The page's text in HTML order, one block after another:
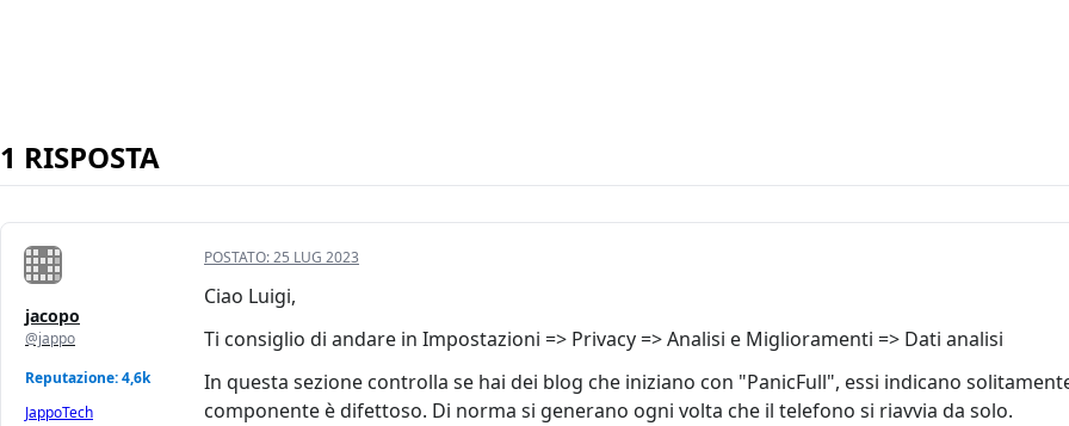
1 RISPOSTA
jacopo
@jappo
Reputazione: 4,6k
JappoTech
POSTATO:25 LUG 2023
Ciao Luigi,
Ti consiglio di andare in Impostazioni => Privacy => Analisi e Miglioramenti => Dati analisi
In questa sezione controlla se hai dei blog che iniziano con "PanicFull", essi indicano
componente è difettoso. Di norma si generano ogni volta che il telefono si riavvia da solo.